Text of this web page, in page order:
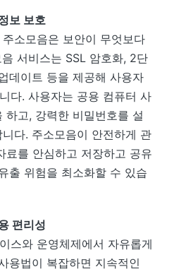
보 보호
소모음은 보안이 무엇보다
서비스는 SSL 암호화, 2단
데이트 등을 제공해 사용자
다. 사용자는 공용 컴퓨터 사
하고, 강력한 비밀번호를 설
다. 주소모음이 안전하게 관
료를 안심하고 저장하고 공유
출 위험을 최소화할 수 있습
편리성
스와 운영체제에서 자유롭게
용법이 복잡하면 지속적인